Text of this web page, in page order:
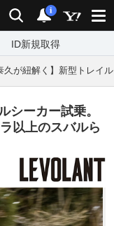
検索 通知
i
ID新規取得
久が紐解く】新型トレイ
シーカー試乗。
以上のスバルら